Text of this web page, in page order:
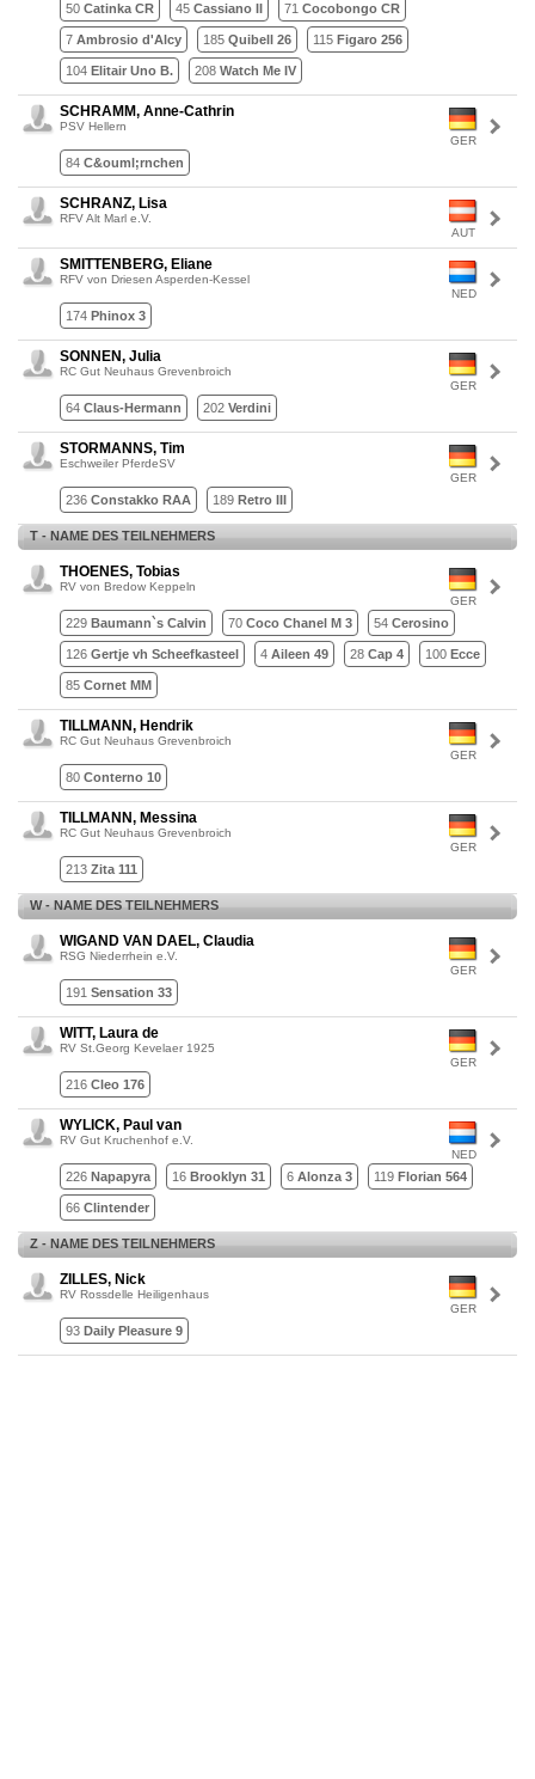
50 Catinka CR 45 Cassiano II 71 Cocobongo CR
7 Ambrosio d'Alcy 185 Quibell 26 115 Figaro 256
104 Elitair Uno B. 208 Watch Me IV
GER
SCHRAMM, Anne-Cathrin
PSV Hellern
84 C&ouml;rnchen
AUT
SCHRANZ, Lisa
RFV Alt Marl e.V.
NED
SMITTENBERG, Eliane
RFV von Driesen Asperden-Kessel
174 Phinox 3
GER
SONNEN, Julia
RC Gut Neuhaus Grevenbroich
64 Claus-Hermann 202 Verdini
GER
STORMANNS, Tim
Eschweiler PferdeSV
236 Constakko RAA 189 Retro III
T - NAME DES TEILNEHMERS
GER
THOENES, Tobias
RV von Bredow Keppeln
229 Baumann`s Calvin 70 Coco Chanel M 3 54 Cerosino
126 Gertje vh Scheefkasteel 4 Aileen 49 28 Cap 4 100 Ecce
85 Cornet MM
GER
TILLMANN, Hendrik
RC Gut Neuhaus Grevenbroich
80 Conterno 10
GER
TILLMANN, Messina
RC Gut Neuhaus Grevenbroich
213 Zita 111
W - NAME DES TEILNEHMERS
GER
WIGAND VAN DAEL, Claudia
RSG Niederrhein e.V.
191 Sensation 33
GER
WITT, Laura de
RV St.Georg Kevelaer 1925
216 Cleo 176
NED
WYLICK, Paul van
RV Gut Kruchenhof e.V.
226 Napapyra 16 Brooklyn 31 6 Alonza 3 119 Florian 564
66 Clintender
Z - NAME DES TEILNEHMERS
GER
ZILLES, Nick
RV Rossdelle Heiligenhaus
93 Daily Pleasure 9